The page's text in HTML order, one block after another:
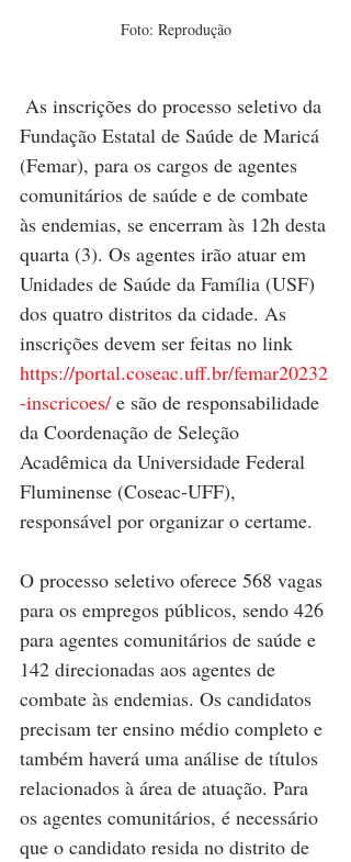
Foto: Reprodução
Fundação Estatal de Saúde de Maricá
(Femar), para os cargos de agentes
comunitários de saúde e de combate
às endemias, se encerram às 12h desta
quarta (3). Os agentes irão atuar em
Unidades de Saúde da Família (USF)
dos quatro distritos da cidade. As
inscrições devem ser feitas no link
https://portal.coseac.uff.br/femar20232
-inscricoes/ e são de responsabilidade
da Coordenação de Seleção
Acadêmica da Universidade Federal
Fluminense (Coseac-UFF),
responsável por organizar o certame.
O processo seletivo oferece 568 vagas
para os empregos públicos, sendo 426
para agentes comunitários de saúde e
142 direcionadas aos agentes de
combate às endemias. Os candidatos
precisam ter ensino médio completo e
também haverá uma análise de títulos
relacionados à área de atuação. Para
os agentes comunitários, é necessário
que o candidato resida no distrito de